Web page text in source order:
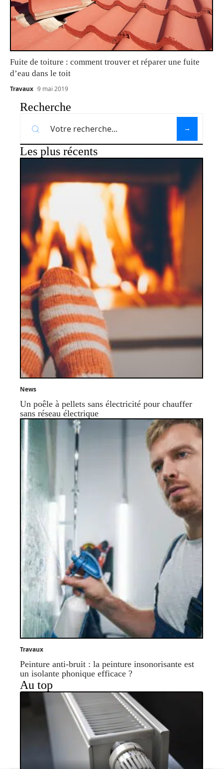
Fuite de toiture : comment trouver et réparer une fuite
d’eau dans le toit
Travaux 9 mai 2019
Recherche
Les plus récents
News
Un poêle à pellets sans électricité pour chauffer
sans réseau électrique
Travaux
Peinture anti-bruit : la peinture insonorisante est
un isolante phonique efficace ?
Au top